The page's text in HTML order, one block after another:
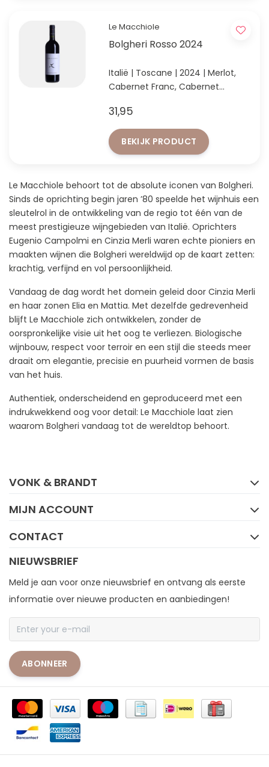
Le Macchiole
Bolgheri Rosso 2024
Italië | Toscane | 2024 | Merlot,
Cabernet Franc, Cabernet
Moderne stijl Bolgheri: elegantie,
rijp rood fruit en verfijnde
kruidigheid.
31,95
BEKIJK PRODUCT
Le Macchiole behoort tot de absolute iconen van Bolgheri.
Sinds de oprichting begin jaren ’80 speelde het wijnhuis een
sleutelrol in de ontwikkeling van de regio tot één van de
meest prestigieuze wijngebieden van Italië. Oprichters
Eugenio Campolmi en Cinzia Merli waren echte pioniers en
maakten wijnen die Bolgheri wereldwijd op de kaart zetten:
krachtig, verfijnd en vol persoonlijkheid.
Vandaag de dag wordt het domein geleid door Cinzia Merli
en haar zonen Elia en Mattia. Met dezelfde gedrevenheid
blijft Le Macchiole zich ontwikkelen, zonder de
oorspronkelijke visie uit het oog te verliezen. Biologische
wijnbouw, respect voor terroir en een stijl die steeds meer
draait om elegantie, precisie en puurheid vormen de basis
van het huis.
Authentiek, onderscheidend en geproduceerd met een
indrukwekkend oog voor detail: Le Macchiole laat zien
waarom Bolgheri vandaag tot de wereldtop behoort.
VONK & BRANDT
MIJN ACCOUNT
CONTACT
NIEUWSBRIEF
Meld je aan voor onze nieuwsbrief en ontvang als eerste
informatie over nieuwe producten en aanbiedingen!
ABONNEER